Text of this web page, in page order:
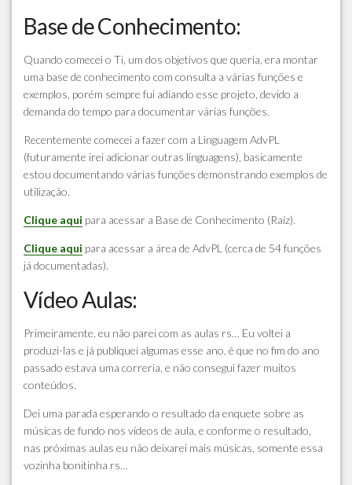
Base de Conhecimento:
Quando comecei o Ti, um dos objetivos que queria, era montar
uma base de conhecimento com consulta a várias funções e
exemplos, porém sempre fui adiando esse projeto, devido a
demanda do tempo para documentar várias funções.
Recentemente comecei a fazer com a Linguagem AdvPL
(futuramente irei adicionar outras linguagens), basicamente
estou documentando várias funções demonstrando exemplos de
utilização.
Clique aqui para acessar a Base de Conhecimento (Raíz).
Clique aqui para acessar a área de AdvPL (cerca de 54 funções
já documentadas).
Vídeo Aulas:
Primeiramente, eu não parei com as aulas rs… Eu voltei a
produzi-las e já publiquei algumas esse ano, é que no fim do ano
passado estava uma correria, e não consegui fazer muitos
conteúdos.
Dei uma parada esperando o resultado da enquete sobre as
músicas de fundo nos vídeos de aula, e conforme o resultado,
nas próximas aulas eu não deixarei mais músicas, somente essa
vozinha bonitinha rs…